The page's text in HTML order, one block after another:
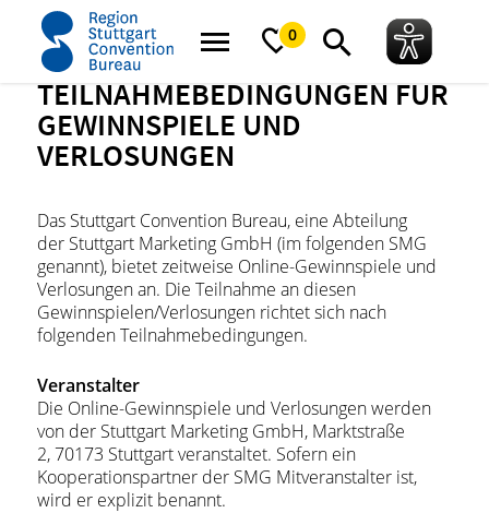
0
Startseite Teilnahmebedingungen für Gewinnspiele und Verlosungen
TEILNAHMEBEDINGUNGEN FÜR
GEWINNSPIELE UND
VERLOSUNGEN
Das Stuttgart Convention Bureau, eine Abteilung
der Stuttgart Marketing GmbH (im folgenden SMG
genannt), bietet zeitweise Online-Gewinnspiele und
Verlosungen an. Die Teilnahme an diesen
Gewinnspielen/Verlosungen richtet sich nach
folgenden Teilnahmebedingungen.
Veranstalter
Die Online-Gewinnspiele und Verlosungen werden
von der Stuttgart Marketing GmbH, Marktstraße
2, 70173 Stuttgart veranstaltet. Sofern ein
Kooperationspartner der SMG Mitveranstalter ist,
wird er explizit benannt.